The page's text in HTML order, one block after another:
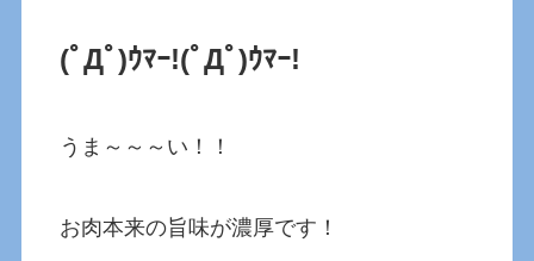
(ﾟДﾟ)ｳﾏｰ!(ﾟДﾟ)ｳﾏｰ!
うま～～～い！！
お肉本来の旨味が濃厚です！